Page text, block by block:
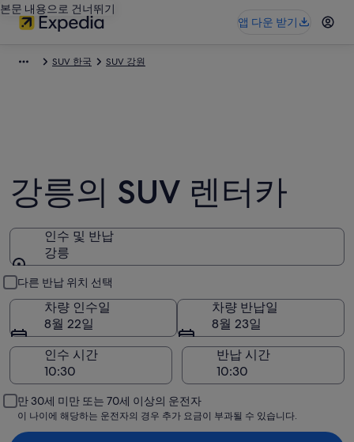
본문 내용으로 건너뛰기
앱 다운 받기
SUV 한국 SUV 강원
강릉의 SUV 렌터카
인수 및 반납
강릉
인수 및 반납
다른 반납 위치 선택
차량 인수일
8월 22일
차량 반납일
8월 23일
인수 시간
반납 시간
만 30세 미만 또는 70세 이상의 운전자
이 나이에 해당하는 운전자의 경우 추가 요금이 부과될 수 있습니다.